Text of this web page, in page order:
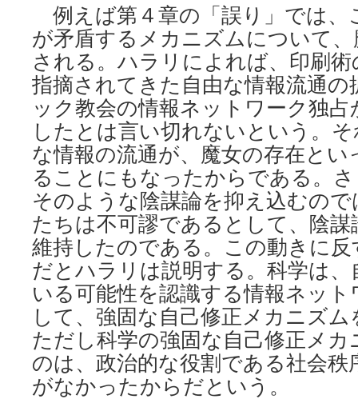
例えば第４章の「誤り」では、
が矛盾するメカニズムについて
される。ハラリによれば、印刷
指摘されてきた自由な情報流通
ック教会の情報ネットワーク独
したとは言い切れないという。
な情報の流通が、魔女の存在と
ることにもなったからである。
そのような陰謀論を抑え込むの
たちは不可謬であるとして、陰
維持したのである。この動きに
だとハラリは説明する。科学は
いる可能性を認識する情報ネッ
して、強固な自己修正メカニズ
ただし科学の強固な自己修正メ
のは、政治的な役割である社会秩
がなかったからだという。